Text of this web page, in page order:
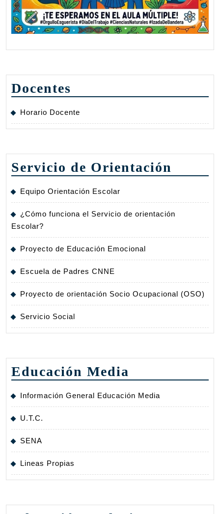
Docentes
Horario Docente
Servicio de Orientación
Equipo Orientación Escolar
¿Cómo funciona el Servicio de orientación
Escolar?
Proyecto de Educación Emocional
Escuela de Padres CNNE
Proyecto de orientación Socio Ocupacional (OSO)
Servicio Social
Educación Media
Información General Educación Media
U.T.C.
SENA
Lineas Propias